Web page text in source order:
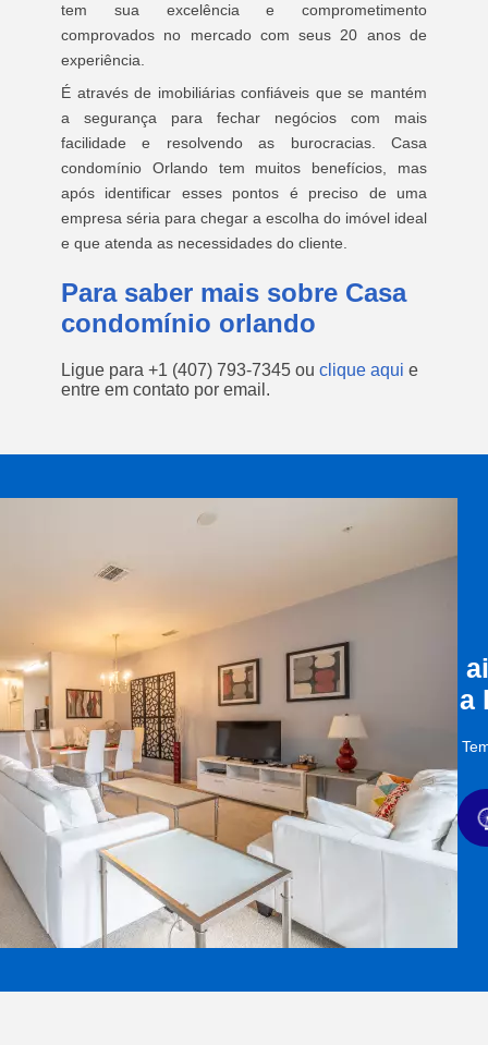
tem sua excelência e comprometimento
comprovados no mercado com seus 20 anos de
experiência.
É através de imobiliárias confiáveis que se mantém
a segurança para fechar negócios com mais
facilidade e resolvendo as burocracias. Casa
condomínio Orlando tem muitos benefícios, mas
após identificar esses pontos é preciso de uma
empresa séria para chegar a escolha do imóvel ideal
e que atenda as necessidades do cliente.
Para saber mais sobre Casa
condomínio orlando
Ligue para +1 (407) 793-7345 ou clique aqui e
entre em contato por email.
a